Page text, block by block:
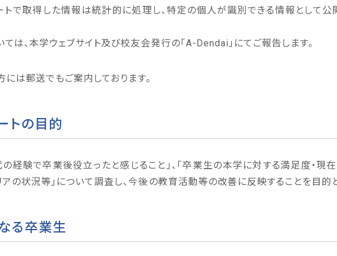
トで取得した情報は統計的に処理し、特定の個人が識別できる情報として公
は、本学ウェブサイト及び校友会発行の「A-Dendai」にてご報告します。
は郵送でもご案内しております。
トの目的
の経験で卒業後役立ったと感じること」、「卒業生の本学に対する満足度・現
アの状況等」について調査し、今後の教育活動等の改善に反映することを目的
る卒業生